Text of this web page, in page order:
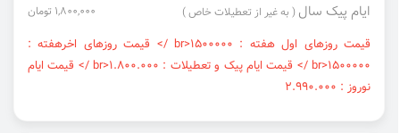
ایام پیک سال ( به غیر از تعطیلات خاص ) 1,800,000 تومان
قیمت روزهای اول هفته : ۱۵۰۰۰۰۰<br /> قیمت روزهای اخرهفته :
۱۵۰۰۰۰۰<br /> قیمت ایام پیک و تعطیلات : ۱.۸۰۰.۰۰۰<br /> قیمت ایام
نوروز : ۲.۹۹۰.۰۰۰